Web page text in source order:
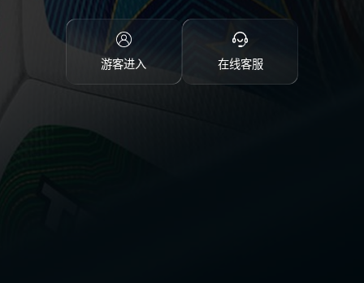
游客进入 在线客服